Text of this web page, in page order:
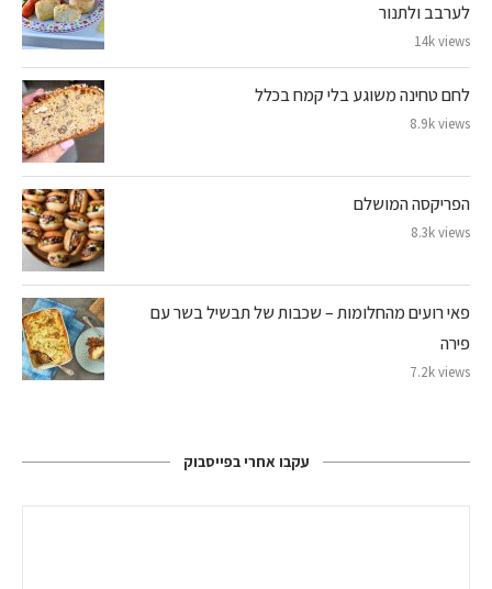
לערבב ולתנור
14k views
לחם טחינה משוגע בלי קמח בכלל
8.9k views
הפריקסה המושלם
8.3k views
פאי רועים מהחלומות – שכבות של תבשיל בשר עם
פירה
7.2k views
עקבו אחרי בפייסבוק